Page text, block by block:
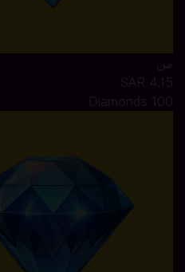
من
SAR 4.15
100 Diamonds